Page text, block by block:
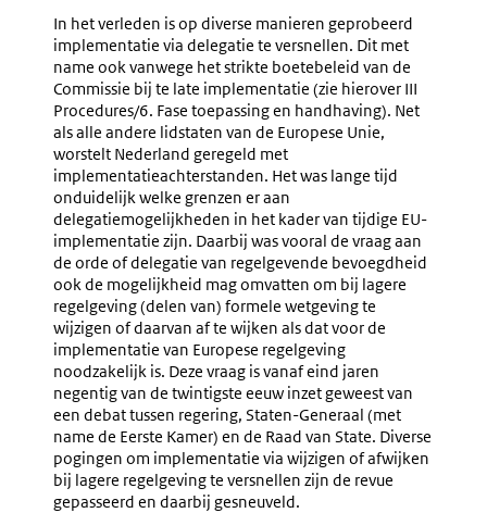
Primaat
Van
De
Wetgever
In het verleden is op diverse manieren geprobeerd
implementatie via delegatie te versnellen. Dit met
name ook vanwege het strikte boetebeleid van de
Commissie bij te late implementatie (zie hierover III
Procedures/6. Fase toepassing en handhaving). Net
als alle andere lidstaten van de Europese Unie,
worstelt Nederland geregeld met
implementatieachterstanden. Het was lange tijd
onduidelijk welke grenzen er aan
delegatiemogelijkheden in het kader van tijdige EU-
implementatie zijn. Daarbij was vooral de vraag aan
de orde of delegatie van regelgevende bevoegdheid
ook de mogelijkheid mag omvatten om bij lagere
regelgeving (delen van) formele wetgeving te
wijzigen of daarvan af te wijken als dat voor de
implementatie van Europese regelgeving
noodzakelijk is. Deze vraag is vanaf eind jaren
negentig van de twintigste eeuw inzet geweest van
een debat tussen regering, Staten-Generaal (met
name de Eerste Kamer) en de Raad van State. Diverse
pogingen om implementatie via wijzigen of afwijken
bij lagere regelgeving te versnellen zijn de revue
gepasseerd en daarbij gesneuveld.